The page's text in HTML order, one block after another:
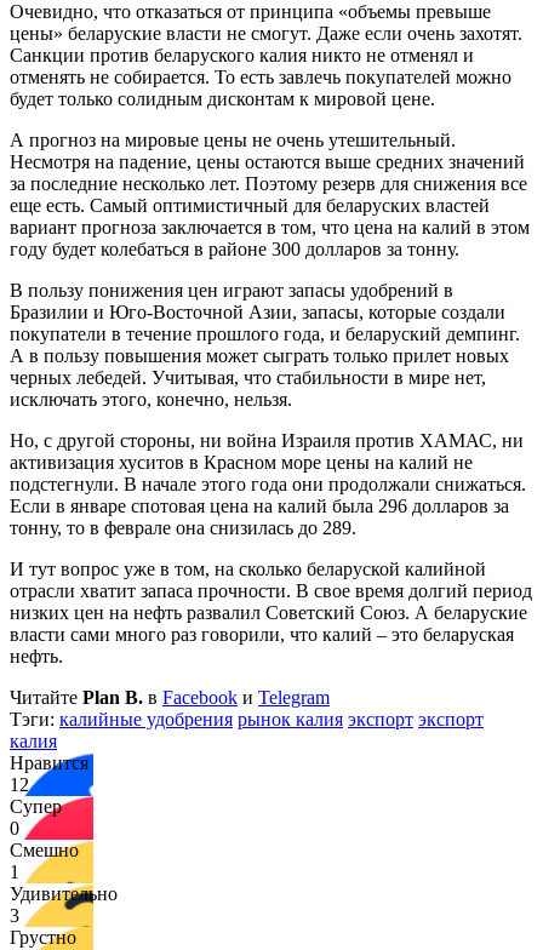
Очевидно, что отказаться от принципа «объемы превыше
цены» беларуские власти не смогут. Даже если очень захотят.
Санкции против беларуского калия никто не отменял и
отменять не собирается. То есть завлечь покупателей можно
будет только солидным дисконтам к мировой цене.
А прогноз на мировые цены не очень утешительный.
Несмотря на падение, цены остаются выше средних значений
за последние несколько лет. Поэтому резерв для снижения все
еще есть. Самый оптимистичный для беларуских властей
вариант прогноза заключается в том, что цена на калий в этом
году будет колебаться в районе 300 долларов за тонну.
В пользу понижения цен играют запасы удобрений в
Бразилии и Юго-Восточной Азии, запасы, которые создали
покупатели в течение прошлого года, и беларуский демпинг.
А в пользу повышения может сыграть только прилет новых
черных лебедей. Учитывая, что стабильности в мире нет,
исключать этого, конечно, нельзя.
Но, с другой стороны, ни война Израиля против ХАМАС, ни
активизация хуситов в Красном море цены на калий не
подстегнули. В начале этого года они продолжали снижаться.
Если в январе спотовая цена на калий была 296 долларов за
тонну, то в феврале она снизилась до 289.
И тут вопрос уже в том, на сколько беларуской калийной
отрасли хватит запаса прочности. В свое время долгий период
низких цен на нефть развалил Советский Союз. А беларуские
власти сами много раз говорили, что калий – это беларуская
нефть.
Читайте Plan B. в Facebook и Telegram
Тэги: калийные удобрения рынок калия экспорт экспорт
калия
Нравится
12
Супер
0
Смешно
1
Удивительно
3
Грустно